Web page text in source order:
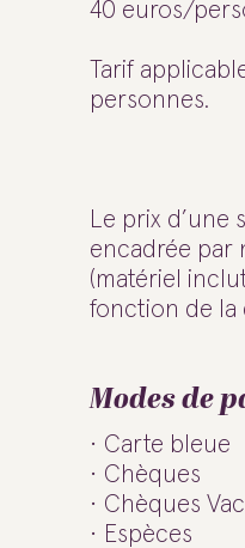
40 euros/
Tarif
personnes.
Le prix d’une
encadrée par
(matériel
fonction de la
Modes de
Carte bleue
Chèques
Chèques
Espèces